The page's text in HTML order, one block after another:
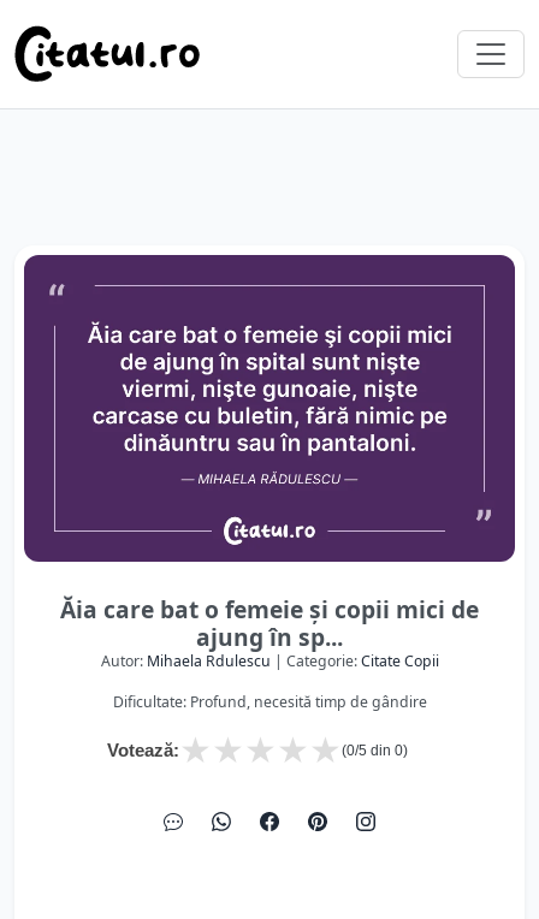
Ăia care bat o femeie şi copii mici de
ajung în sp...
Autor: Mihaela Rdulescu | Categorie:Citate Copii
Dificultate: Profund, necesită timp de gândire
Votează: ★
★
★
★
★ (0/5 din 0)